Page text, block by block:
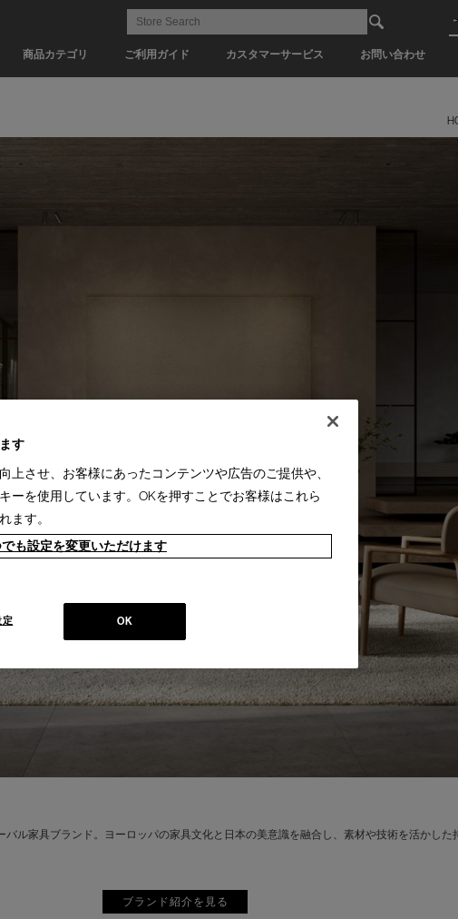
商品カテゴリ ご利用ガイド カスタマーサービス お問い合わせ
ーバル家具ブランド。ヨーロッパの家具文化と日本の美意識を融合し、素材や技術を活かし
ブランド紹介を見る
す
上させ、お客様にあったコンテンツや広告のご提供や、
ーを使用しています。OKを押すことでお客様はこれら
ます。
も設定を変更いただけます
OK
定